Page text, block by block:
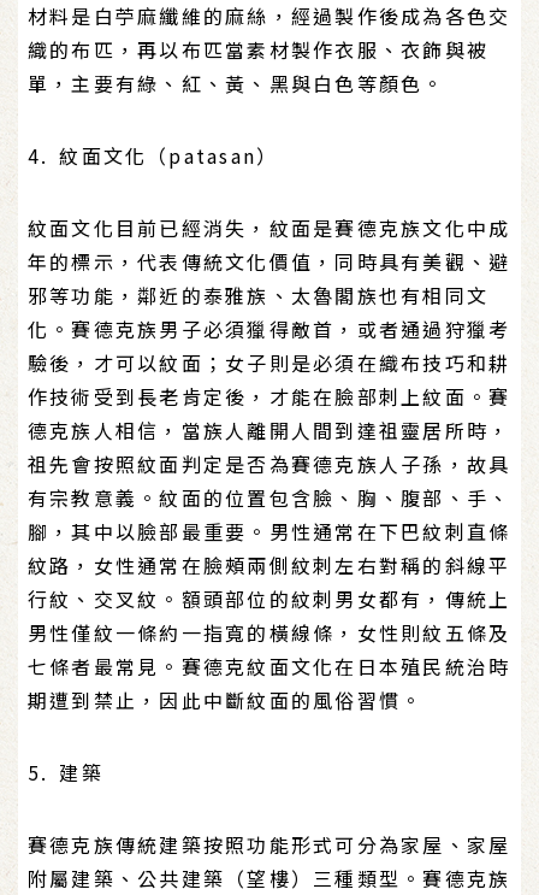
材料是白苧麻纖維的麻絲，經過製作後成為各色交
織的布匹，再以布匹當素材製作衣服、衣飾與被
單，主要有綠、紅、黃、黑與白色等顏色。
4. 紋面文化（patasan）
紋面文化目前已經消失，紋面是賽德克族文化中成
年的標示，代表傳統文化價值，同時具有美觀、避
邪等功能，鄰近的泰雅族、太魯閣族也有相同文
化。賽德克族男子必須獵得敵首，或者通過狩獵考
驗後，才可以紋面；女子則是必須在織布技巧和耕
作技術受到長老肯定後，才能在臉部刺上紋面。賽
德克族人相信，當族人離開人間到達祖靈居所時，
祖先會按照紋面判定是否為賽德克族人子孫，故具
有宗教意義。紋面的位置包含臉、胸、腹部、手、
腳，其中以臉部最重要。男性通常在下巴紋刺直條
紋路，女性通常在臉頰兩側紋刺左右對稱的斜線平
行紋、交叉紋。額頭部位的紋刺男女都有，傳統上
男性僅紋一條約一指寬的橫線條，女性則紋五條及
七條者最常見。賽德克紋面文化在日本殖民統治時
期遭到禁止，因此中斷紋面的風俗習慣。
5. 建築
賽德克族傳統建築按照功能形式可分為家屋、家屋
附屬建築、公共建築（望樓）三種類型。賽德克族